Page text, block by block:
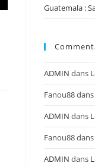
Guatemala :
ADMIN dans
Fanou88dans
ADMIN dans
Fanou88dans
ADMIN dans